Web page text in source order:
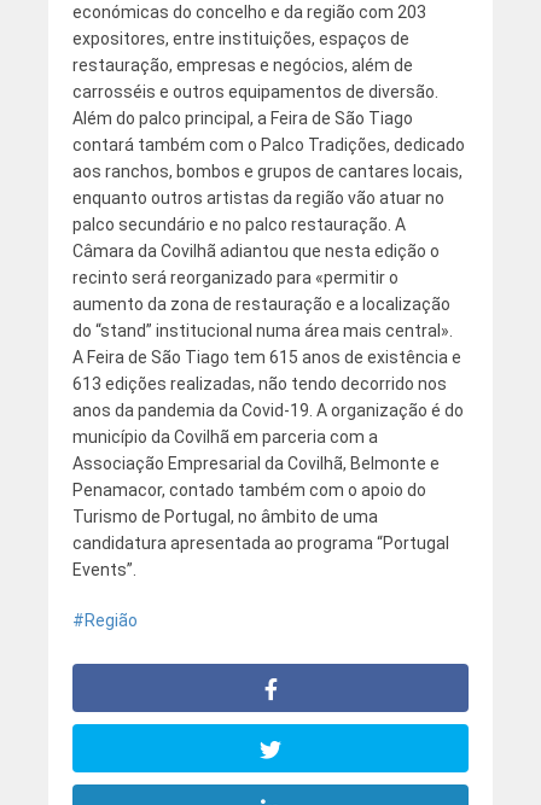
económicas do concelho e da região com 203
expositores, entre instituições, espaços de
restauração, empresas e negócios, além de
carrosséis e outros equipamentos de diversão.
Além do palco principal, a Feira de São Tiago
contará também com o Palco Tradições, dedicado
aos ranchos, bombos e grupos de cantares locais,
enquanto outros artistas da região vão atuar no
palco secundário e no palco restauração. A
Câmara da Covilhã adiantou que nesta edição o
recinto será reorganizado para «permitir o
aumento da zona de restauração e a localização
do “stand” institucional numa área mais central».
A Feira de São Tiago tem 615 anos de existência e
613 edições realizadas, não tendo decorrido nos
anos da pandemia da Covid-19. A organização é do
município da Covilhã em parceria com a
Associação Empresarial da Covilhã, Belmonte e
Penamacor, contado também com o apoio do
Turismo de Portugal, no âmbito de uma
candidatura apresentada ao programa “Portugal
Events”.
Região